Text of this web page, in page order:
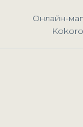
Онлайн-
Kokoro